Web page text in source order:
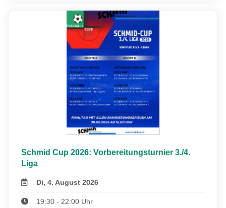
Schmid Cup 2026: Vorbereitungsturnier 3./4.
Liga
Di, 4. August 2026
19:30 - 22:00 Uhr